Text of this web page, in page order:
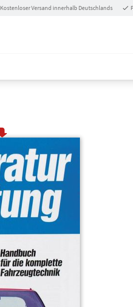
Kostenloser Versand innerhalb Deutschlands